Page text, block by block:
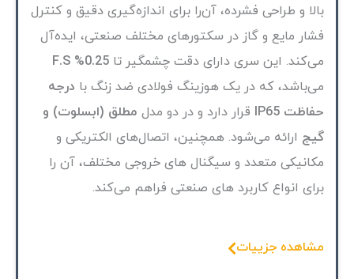
بالا و طراحی فشرده، آن‌را برای اندازه‌گیری دقیق و کنترل
فشار مایع و گاز در سکتورهای مختلف صنعتی، ایده‌آل
می‌کند. این سری دارای دقت چشمگیر تا
می‌باشد، که در یک هوزینگ فولادی ضد زنگ با درجه
حفاظت IP65
قرار دارد و در دو مدل مطلق (ابسلوت) و
گیج ارائه می‌شود. همچنین، اتصال‌های الکتریکی و
مکانیکی متعدد و سیگنال های خروجی مختلف، آن را
برای انواع کاربرد های صنعتی فراهم می‌کند.
مشاهده جزییات